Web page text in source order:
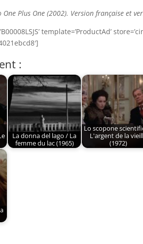
One Plus One (2002). Version française et
template=’ProductAd’
:
La donna del lago / La
femme du lac (1965)
Lo scopone
L'argent de la
(1972)